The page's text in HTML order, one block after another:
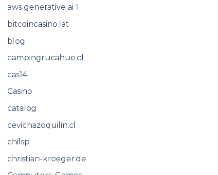
aws generative ai 1
bitcoincasino.lat
blog
campingrucahue.cl
cas14
Casino
catalog
cevichazoquilin.cl
chilsp
christian-kroeger.de